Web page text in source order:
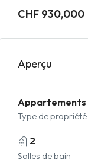
CHF 930,000
Aperçu
Appartements
Type de propriété
2
Salles de bain